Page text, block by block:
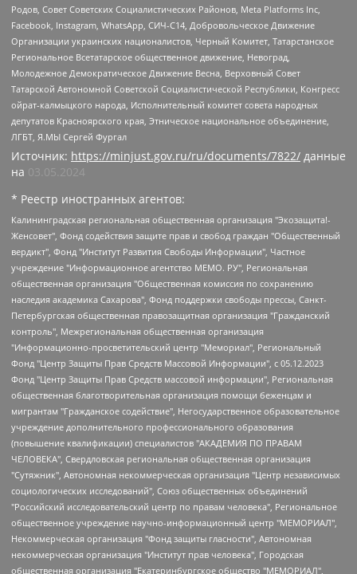
Родов, Совет Советских Социалистических Районов, Meta Platforms Inc,
Facebook, Instagram, WhatsApp, СИЧ-С14, Добровольческое Движение
Организации украинских националистов, Черный Комитет, Татарстанское
Региональное Всетатарское общественное движение, Невоград,
Молодежное Демократическое Движение Весна, Верховный Совет
Татарской Автономной Советской Социалистической Республики, Конгресс
ойрат-калмыцкого народа, Исполнительный комитет совета народных
депутатов Красноярского края, Этническое национальное объединение,
ЛГБТ, Я.МЫ Сергей Фургал
Источник: https://minjust.gov.ru/ru/documents/7822/ данные
на 03.05.2024
* Реестр иностранных агентов:
Калининградская региональная общественная организация "Экозащита!-Женсовет", Фонд содействия защите прав и свобод граждан "Общественный вердикт", Фонд "Институт Развития Свободы Информации", Частное учреждение "Информационное агентство МЕМО. РУ", Региональная общественная организация "Общественная комиссия по сохранению наследия академика Сахарова", Фонд поддержки свободы прессы, Санкт-Петербургская общественная правозащитная организация "Гражданский контроль", Межрегиональная общественная организация "Информационно-просветительский центр "Мемориал", Региональный Фонд "Центр Защиты Прав Средств Массовой Информации", с 05.12.2023 Фонд "Центр Защиты Прав Средств массовой информации", Региональная общественная благотворительная организация помощи беженцам и мигрантам "Гражданское содействие", Негосударственное образовательное учреждение дополнительного профессионального образования (повышение квалификации) специалистов "АКАДЕМИЯ ПО ПРАВАМ ЧЕЛОВЕКА", Свердловская региональная общественная организация "Сутяжник", Автономная некоммерческая организация "Центр независимых социологических исследований", Союз общественных объединений "Российский исследовательский центр по правам человека", Региональное общественное учреждение научно-информационный центр "МЕМОРИАЛ", Некоммерческая организация "Фонд защиты гласности", Автономная некоммерческая организация "Институт прав человека", Городская общественная организация "Екатеринбургское общество "МЕМОРИАЛ", Городская общественная организация "Рязанское историко-просветительское и правозащитное общество "Мемориал" (Рязанский Мемориал), Челябинский региональный орган общественной самодеятельности – женское общественное объединение "Женщины Евразии", Челябинский региональный орган общественной самодеятельности "Уральская правозащитная группа", Фонд содействия защите здоровья и социальной справедливости имени Андрея Рылькова, Автономная Некоммерческая Организация "Аналитический Центр Юрия Левады", Автономная некоммерческая организация социальной поддержки населения "Проект Апрель", Региональная общественная организация помощи женщинам и детям, находящимся в кризисной ситуации "Информационно-методический центр "Анна", Фонд содействия развитию массовых коммуникаций и правовому просвещению "Так-так-Так", Фонд содействия устойчивому развитию "Серебряная тайга", Свердловский региональный общественный фонд социальных проектов "Новое время", "Idel.Реалии", Кавказ.Реалии, Крым.Реалии, Телеканал Настоящее Время, Татаро-башкирская служба Радио Свобода (Azatliq Radiosi), Радио Свободная Европа/Радио Свобода (PCE/PC), "Сибирь.Реалии", "Фактограф", Благотворительный фонд помощи осужденным и их семьям, Автономная некоммерческая организация "Институт глобализации и социальных движений", Фонд "В защиту прав заключенных", Частное учреждение "Центр поддержки и содействия развитию средств массовой информации", Пензенский региональный общественный благотворительный фонд "Гражданский союз", "Север.Реалии", Некоммерческая организация Фонд "Правовая инициатива", Общество с ограниченной ответственностью "Радио Свободная Европа/Радио Свобода", Чешское информационное агентство "MEDIUM-ORIENT", Красноярская региональная общественная организация "Мы против СПИДа", Камалягин Денис Николаевич, Маркелов Сергей Евгеньевич, Пономарев Лев Александрович, Савицкая Людмила Алексеевна, Автономная некоммерческая организация "Центр по работе с проблемой насилия "НАСИЛИЮ.НЕТ", Межрегиональный профессиональный союз работников здравоохранения "Альянс врачей", Юридическое лицо, зарегистрированное в Латвийской Республике, SIA "Medusa Project" (регистрационный номер 40103797863, дата регистрации 10.06.2014), Некоммерческая организация "Фонд по борьбе с коррупцией", Автономная некоммерческая организация "Институт права и публичной политики", Баданин Роман Сергеевич, Гликин Максим Александрович, Железнова Мария Михайловна, Лукьянова Юлия Сергеевна, Маетная Елизавета Витальевна, Маняхин Петр Борисович, Чуракова Ольга Владимировна, Ярош Юлия Петровна, Юридическое лицо "The Insider SIA", зарегистрированное в Риге, Латвийская Республика (дата регистрации 26.06.2015), являющееся администратором доменного имени интернет-издания "The Insider SIA", https://theins.ru, Постернак Алексей Евгеньевич, Рубин Михаил Аркадьевич, Анин Роман Александрович, Юридическое лицо Istories fonds, зарегистрированное в Латвийской Республике (регистрационный номер 50008295751, дата регистрации 24.02.2020), Великовский Дмитрий Александрович, Долинина Ирина Николаевна, Мароховская Алеся Алексеевна, Шлейнов Роман Юрьевич, Шмагун Олеся Валентиновна, Общество с ограниченной ответственностью "Альтаир 2021", Общество с ограниченной ответственностью "Вега 2021", Общество с ограниченной ответственностью "Главный редактор 2021", Общество с ограниченной ответственностью "Ромашки монолит", Важенков Артем Валерьевич, Ивановская областная общественная организация "Центр гендерных исследований", Гурман Юрий Альбертович, Медиапроект "ОВД-Инфо", Егоров Владимир Владимирович, Жилинский Владимир Александрович, Общество с ограниченной ответственностью "ЗП", Иванова София Юрьевна, Карезина Инна Павловна, Кильтау Екатерина Викторовна, Петров Алексей Викторович, Пискунов Сергей Евгеньевич, Смирнов Сергей Сергеевич, Тихонов Михаил Сергеевич, Общество с ограниченной ответственностью "ЖУРНАЛИСТ-ИНОСТРАННЫЙ АГЕНТ", Арапова Галина Юрьевна, Вольтская Татьяна Анатольевна, Американская компания "Mason G.E.S. Anonymous Foundation" (США), являющаяся владельцем интернет-издания https://mnews.world/, Компания "Stichting Bellingcat", зарегистрированная в Нидерландах (дата регистрации 11.07.2018), Захаров Андрей Вячеславович, Клепиковская Екатерина Дмитриевна, Общество с ограниченной ответственностью "МЕМО", Перл Роман Александрович, Симонов Евгений Алексеевич, Соловьева Елена Анатольевна, Сотников Даниил Владимирович, Сурначева Елизавета Дмитриевна, Автономная некоммерческая организация по защите прав человека и информированию населения "Якутия – Наше Мнение", Общество с ограниченной ответственностью "Москоу диджитал медиа", с 26.01.2023 Общество с ограниченной ответственностью "Чайка Белые сады", Ветошкина Валерия Валерьевна, Заговора Максим Александрович, Межрегиональное общественное движение "Российская ЛГБТ - сеть", Оленичев Максим Владимирович, Павлов Иван Юрьевич, Скворцова Елена Сергеевна, Общество с ограниченной ответственностью "Как бы инагент", Кочетков Игорь Викторович, Общество с ограниченной ответственностью "Честные выборы", Еланчик Олег Александрович, Общество с ограниченной ответственностью "Нобелевский призыв", Гималова Регина Эмилевна, Григорьев Андрей Валерьевич, Григорьева Алина Александровна, Ассоциация по содействию защите прав призывников, альтернативнослужащих и военнослужащих "Правозащитная группа "Гражданин.Армия.Право", Хисамова Регина Фаритовна, Автономная некоммерческая организация по реализации социально-правовых программ "Лилит", Дальневосточное общественное движение "Маяк", Санкт-Петербургская ЛГБТ-инициативная группа "Выход", Инициативная группа ЛГБТ+ "Реверс", Алексеев Андрей Викторович, Бекбулатова Таисия Львовна, Беляев Иван Михайлович, Владыкина Елена Сергеевна, Гельман Марат Александрович, Никульшина Вероника Юрьевна, Толоконникова Надежда Андреевна, Шендерович Виктор Анатольевич, Общество с ограниченной ответственностью "Данное сообщение", Общество с ограниченной ответственностью Издательский дом "Новая глава", Айнбиндер Александра Александровна, Московский комьюнити-центр для ЛГБТ+инициатив, Благотворительный фонд развития филантропии, Deutsche Welle (Германия, Kurt-Schumacher-Strasse 3, 53113 Bonn), Борзунова Мария Михайловна, Воробьев Виктор Викторович, Голубева Анна Львовна, Константинова Алла Михайловна, Малкова Ирина Владимировна, Мурадов Мурад Абдулгалимович, Осетинская Елизавета Николаевна, Понасенков Евгений Николаевич, Ганапольский Матвей Юрьевич, Киселев Евгений Алексеевич, Борухович Ирина Григорьевна, Дремин Иван Тимофеевич, Дубровский Дмитрий Викторович, Красноярская региональная общественная организация поддержки и развития альтернативных образовательных технологий и межкультурных коммуникаций "ИНТЕРРА", Маяковская Екатерина Алексеевна, Фейгин Марк Захарович, Филимонов Андрей Викторович, Дзугкоева Регина Николаевна, Доброхотов Роман Александрович, Дудь Юрий Александрович, Елкин Сергей Владимирович, Кругликов Кирилл Игоревич, Сабунаева Мария Леонидовна, Семенов Алексей Владимирович, Шаинян Карен Багратович, Шульман Екатерина Михайловна, Асафьев Артур Валерьевич, Вахштайн Виктор Семенович, Венедиктов Алексей Алексеевич, Лушникова Екатерина Евгеньевна, Волков Леонид Михайлович, Невзоров Александр Глебович, Пархоменко Сергей Борисович, Сироткин Ярослав Николаевич, Кара-Мурза Владимир Владимирович, Баранова Наталья Владимировна, Гозман Леонид Яковлевич, Кагарлицкий Борис Юльевич, Климарев Михаил Валерьевич, Милов Владимир Станиславович, Автономная некоммерческая организация Краснодарский центр современного искусства "Типография", Моргенштерн Алишер Тагирович, Соболь Любовь Эдуардовна, Общество с ограниченной ответственностью "ЛИЗА НОРМ", Каспаров Гарри Кимович, Ходорковский Михаил Борисович, Общество с ограниченной ответственностью "Апрельские тезисы", Данилович Ирина Брониславовна, Кашин Олег Владимирович, Петров Николай Владимирович, Пивоваров Алексей Владимирович, Соколов Михаил Владимирович, Цветкова Юлия Владимировна, Чичваркин Евгений Александрович, Комитет против пыток/Команда против пыток, Общество с ограниченной ответственностью "Первый научный", Общество с ограниченной ответственностью "Вертолет и ко", Белоцерковская Вероника Борисовна, Кац Максим Евгеньевич, Лазарева Татьяна Юрьевна, Шаведдинов Руслан Табризович, Яшин Илья Валерьевич, Общество с ограниченной ответственностью "Иноагент ААВ", Алешковский Дмитрий Петрович, Альбац Евгения Марковна, Быков Дмитрий Львович, Галямина Юлия Евгеньевна, Лойко Сергей Леонидович, Мартынов Кирилл Константинович, Медведев Сергей Александрович, Крашенинников Федор Геннадиевич, Гордеева Катерина Вл